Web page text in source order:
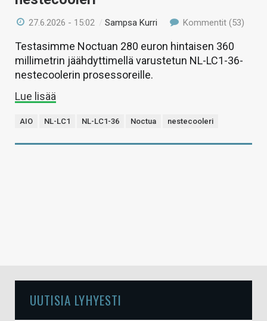
27.6.2026 - 15:02 /Sampsa Kurri Kommentit (53)
Testasimme Noctuan 280 euron hintaisen 360
millimetrin jäähdyttimellä varustetun NL-LC1-36-
nestecoolerin prosessoreille.
Lue lisää
AIO NL-LC1 NL-LC1-36 Noctua nestecooleri
UUTISIA LYHYESTI